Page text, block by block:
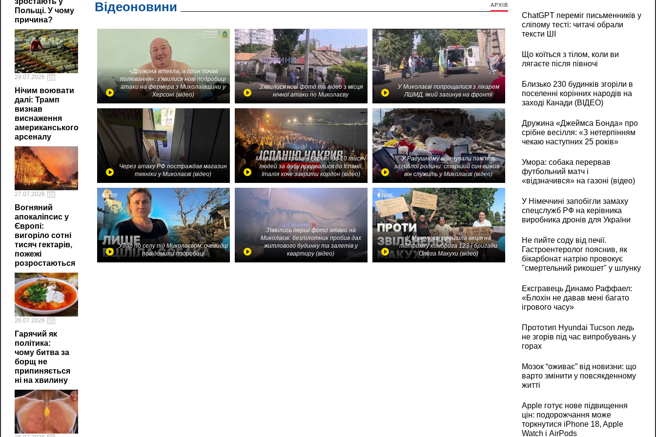
Польщі. У чому
причина?
28.07.2026
Нічим воювати
далі: Трамп
визнав
виснаження
американського
арсеналу
27.07.2026
Вогняний
апокаліпсис у
Європі:
вигоріло сотні
тисяч гектарів,
пожежі
розростаються
26.07.2026
Гарячий як
політика:
чому битва за
борщ не
припиняється
ні на хвилину
Відеоновини АРХІВ
«Дружина втекла, а дрон почав
полювання»: з'явилися нові подробиці
атаки на фермера з Миколаївщини у
Херсоні (відео)
З'явилися нові фото та відео з місця
нічної атаки по Миколаєву
У Миколаєві попрощалися з лікарем
ЛШМД, який загинув на фронті
Через атаку РФ постраждав магазин
техніки у Миколаєві (відео)
Міграційна криза в Європі: до 10 тисяч
людей за добу прорвалися до Іспанії,
Італія хоче закрити кордон (відео)
У Радушному вшанували пам'ять
загиблої родини: старший син вижив -
він служить у Миколаєві (відео)
Удар по селу під Миколаєвом: очевидці
повідомили подробиці
З'явились перші фото атаки на
Миколаєві: безпілотник пробив дах
житлового будинку та залетів у
квартиру (відео)
У Миколаєві пройшла акція на
підтримку комбрига 123-ї бригади
Олега Макухи (відео)
ChatGPT переміг письменників у
сліпому тесті: читачі обрали
тексти ШІ
Що коїться з тілом, коли ви
лягаєте після півночі
Близько 230 будинків згоріли в
поселенні корінних народів на
заході Канади (ВІДЕО)
Дружина «Джеймса Бонда» про
срібне весілля: «З нетерпінням
чекаю наступних 25 років»
Умора: собака перервав
футбольний матч і
«відзначився» на газоні (відео)
У Німеччині запобігли замаху
спецслужб РФ на керівника
виробника дронів для України
Не пийте соду від печії.
Гастроентеролог пояснив, як
бікарбонат натрію провокує
"смертельний рикошет" у шлунку
Ексгравець Динамо Раффаел:
«Блохін не давав мені багато
ігрового часу»
Прототип Hyundai Tucson ледь
не згорів під час випробувань у
горах
Мозок “оживає” від новизни: що
варто змінити у повсякденному
житті
Apple готує нове підвищення
цін: подорожчання може
торкнутися iPhone 18, Apple
Watch і AirPods